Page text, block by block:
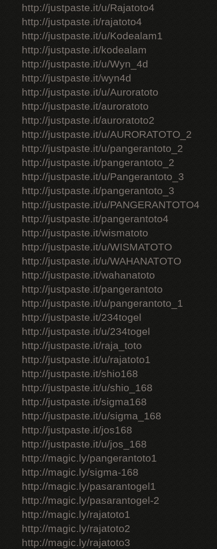
http://justpaste.it/u/Rajatoto4
http://justpaste.it/rajatoto4
http://justpaste.it/u/Kodealam1
http://justpaste.it/kodealam
http://justpaste.it/u/Wyn_4d
http://justpaste.it/wyn4d
http://justpaste.it/u/Auroratoto
http://justpaste.it/auroratoto
http://justpaste.it/auroratoto2
http://justpaste.it/u/AURORATOTO_2
http://justpaste.it/u/pangerantoto_2
http://justpaste.it/pangerantoto_2
http://justpaste.it/u/Pangerantoto_3
http://justpaste.it/pangerantoto_3
http://justpaste.it/u/PANGERANTOTO4
http://justpaste.it/pangerantoto4
http://justpaste.it/wismatoto
http://justpaste.it/u/WISMATOTO
http://justpaste.it/u/WAHANATOTO
http://justpaste.it/wahanatoto
http://justpaste.it/pangerantoto
http://justpaste.it/u/pangerantoto_1
http://justpaste.it/234togel
http://justpaste.it/u/234togel
http://justpaste.it/raja_toto
http://justpaste.it/u/rajatoto1
http://justpaste.it/shio168
http://justpaste.it/u/shio_168
http://justpaste.it/sigma168
http://justpaste.it/u/sigma_168
http://justpaste.it/jos168
http://justpaste.it/u/jos_168
http://magic.ly/pangerantoto1
http://magic.ly/sigma-168
http://magic.ly/pasarantogel1
http://magic.ly/pasarantogel-2
http://magic.ly/rajatoto1
http://magic.ly/rajatoto2
http://magic.ly/rajatoto3